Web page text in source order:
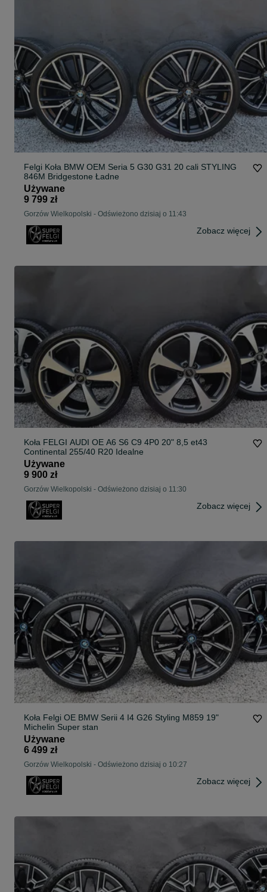
Felgi Koła BMW OEM Seria 5 G30 G31 20 cali STYLING
846M Bridgestone Ładne
Używane
9 799 zł
Gorzów Wielkopolski - Odświeżono dzisiaj o 11:43
Zobacz więcej
Koła FELGI AUDI OE A6 S6 C9 4P0 20" 8,5 et43
Continental 255/40 R20 Idealne
Używane
9 900 zł
Gorzów Wielkopolski - Odświeżono dzisiaj o 11:30
Zobacz więcej
Koła Felgi OE BMW Serii 4 I4 G26 Styling M859 19"
Michelin Super stan
Używane
6 499 zł
Gorzów Wielkopolski - Odświeżono dzisiaj o 10:27
Zobacz więcej